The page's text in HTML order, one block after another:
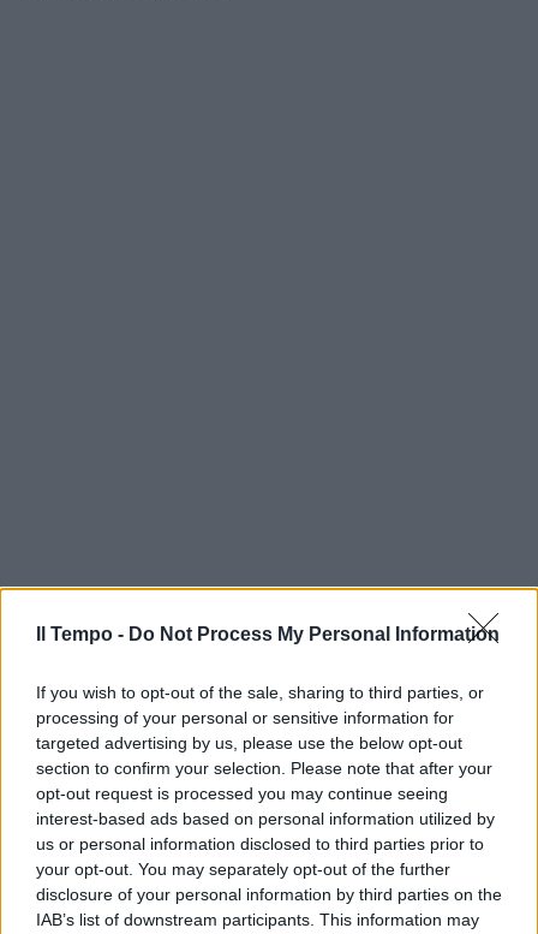
Il Tempo - Do Not Process My Personal Information
If you wish to opt-out of the sale, sharing to third parties, or
processing of your personal or sensitive information for
targeted advertising by us, please use the below opt-out
section to confirm your selection. Please note that after your
opt-out request is processed you may continue seeing
interest-based ads based on personal information utilized by
us or personal information disclosed to third parties prior to
your opt-out. You may separately opt-out of the further
disclosure of your personal information by third parties on the
IAB’s list of downstream participants. This information may